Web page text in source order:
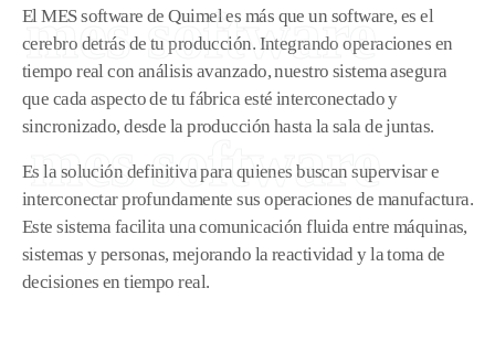
mes software
El MES software de Quimel es más que un software, es el
cerebro detrás de tu producción. Integrando operaciones en
tiempo real con análisis avanzado, nuestro sistema asegura
que cada aspecto de tu fábrica esté interconectado y
sincronizado, desde la producción hasta la sala de juntas.
Es la solución definitiva para quienes buscan supervisar e
interconectar profundamente sus operaciones de manufactura.
Este sistema facilita una comunicación fluida entre máquinas,
sistemas y personas, mejorando la reactividad y la toma de
decisiones en tiempo real.
mes software